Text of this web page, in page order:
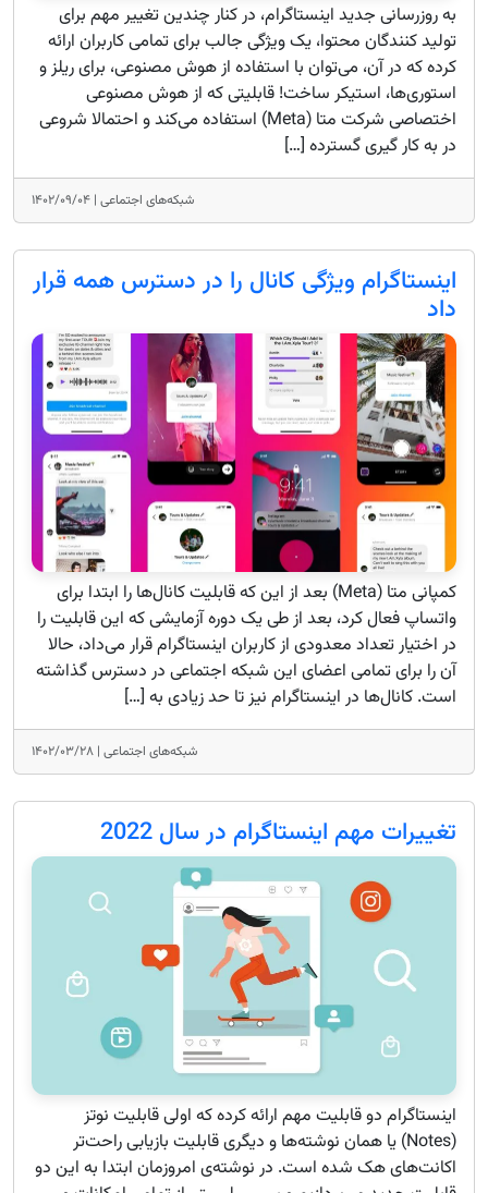
به روزرسانی جدید اینستاگرام، در کنار چندین تغییر مهم برای
تولید کنندگان محتوا، یک ویژگی جالب برای تمامی کاربران ارائه
کرده که در آن، می‌توان با استفاده از هوش مصنوعی، برای ریلز و
استوری‌ها، استیکر ساخت! قابلیتی که از هوش مصنوعی
اختصاصی شرکت متا (Meta) استفاده می‌کند و احتمالا شروعی
در به کار گیری گسترده […]
شبکه‌های اجتماعی | ۱۴۰۲/۰۹/۰۴
اینستاگرام ویژگی کانال را در دسترس همه قرار
داد
کمپانی متا (Meta) بعد از این که قابلیت کانال‌ها را ابتدا برای
واتساپ فعال کرد، بعد از طی یک دوره آزمایشی که این قابلیت را
در اختیار تعداد معدودی از کاربران اینستاگرام قرار می‌داد، حالا
آن را برای تمامی اعضای این شبکه‌ اجتماعی در دسترس گذاشته
است. کانال‌ها در اینستاگرام نیز تا حد زیادی به […]
شبکه‌های اجتماعی | ۱۴۰۲/۰۳/۲۸
تغییرات مهم اینستاگرام در سال 2022
اینستاگرام دو قابلیت مهم ارائه کرده که اولی قابلیت نوتز
(Notes) یا همان نوشته‌ها و دیگری قابلیت بازیابی راحت‌تر
اکانت‌های هک شده است. در نوشته‌ی امروزمان ابتدا به این دو